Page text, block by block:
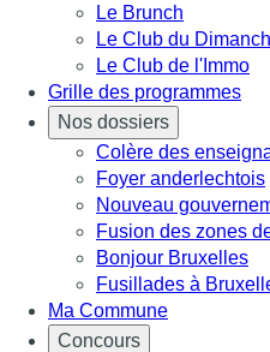
Le Brunch
Le Club du
Le Club de l'Immo
Grille des programmes
Nos dossiers
Colère des
Foyer anderlechtois
Nouveau
Fusion des zones
Bonjour Bruxelles
Fusillades à
Ma Commune
Concours